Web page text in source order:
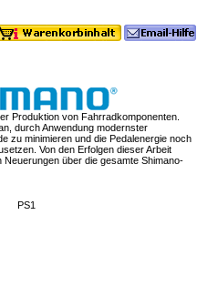
Produktion von Fahrradkomponenten.
durch Anwendung modernster
zu minimieren und die Pedalenergie noch
Von den Erfolgen dieser Arbeit
über die gesamte Shimano-
PS1